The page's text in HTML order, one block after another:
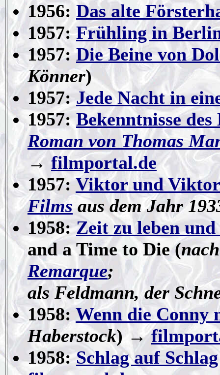
1956: Das alte
1957:Frühling in
1957:Die Beine von
Könner)
1957:Jede Nacht in
1957:Bekenntnisse
Roman von Thomas
→ filmportal.de
1957:Viktor und
Films aus dem Jahr
1958:Zeit zu leben
and a Time to Die (
Remarque;
als Feldmann, der
1958: Wenn die Conny
Haberstock) →
1958:Schlag auf Schlag